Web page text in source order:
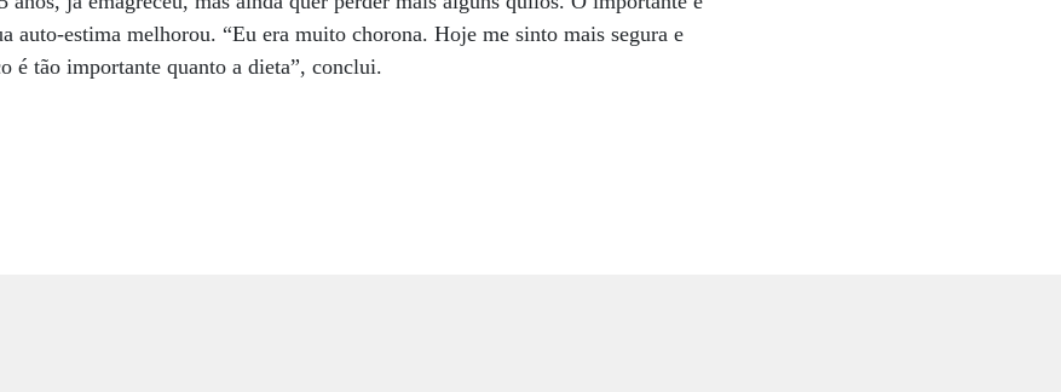
auto-estima melhorou. “Eu era muito chorona. Hoje me sinto mais segura e
é tão importante quanto a dieta”, conclui.